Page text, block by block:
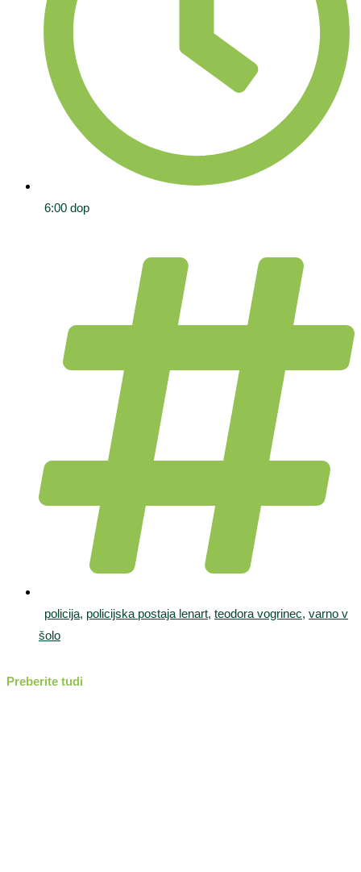
6:00 dop
policija, policijska postaja lenart, teodora vogrinec, varno v
šolo
Preberite tudi